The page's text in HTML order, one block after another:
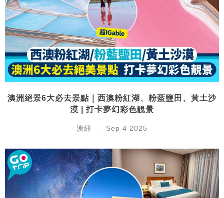
澳洲絕景6大必去景點｜西澳粉紅湖、粉藍鹽田、黃土沙
漠 | 打卡夢幻彩色靚景
澳紐 Sep 4 2025